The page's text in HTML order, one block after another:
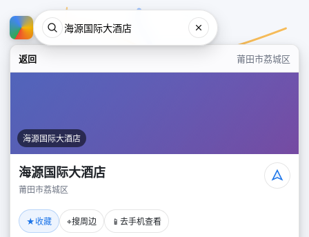
返回 莆田市荔城区
海源国际大酒店
海源国际大酒店
莆田市荔城区
★收藏 ⌖搜周边 📱 去手机查看